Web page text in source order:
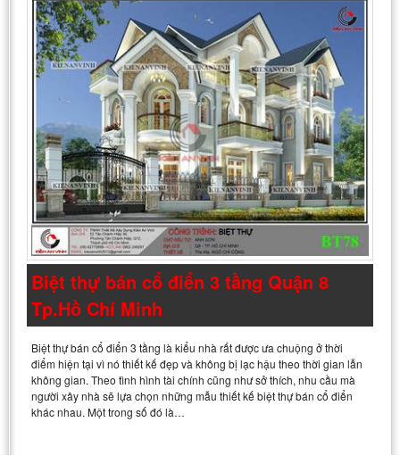
Biệt thự bán cổ điển 3 tầng Quận 8
Tp.Hồ Chí Minh
Biệt thự bán cổ điển 3 tầng là kiểu nhà rất được ưa chuộng ở thời
điểm hiện tại vì nó thiết kế đẹp và không bị lạc hậu theo thời gian lẫn
không gian. Theo tình hình tài chính cũng như sở thích, nhu cầu mà
người xây nhà sẽ lựa chọn những mẫu thiết kế biệt thự bán cổ điển
khác nhau. Một trong số đó là…